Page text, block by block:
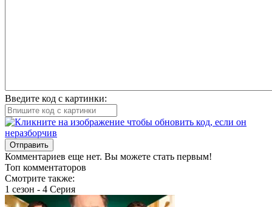
Введите код с картинки:
Отправить
Комментариев еще нет. Вы можете стать первым!
Топ комментаторов
Смотрите также:
1 сезон - 4 Серия